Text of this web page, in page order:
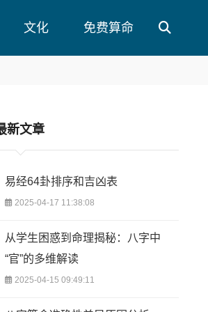
文化 免费算命
新文章
易经64卦排序和吉凶表
2025-04-17 11:38:08
从学生困惑到命理揭秘：八字中
“官”的多维解读
2025-04-15 09:49:11